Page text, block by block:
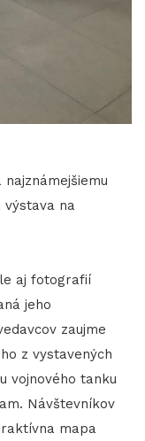
výstava na
aj fotografií
jeho
zaujme
z vystavených
vojnového tanku
Návštevníkov
mapa